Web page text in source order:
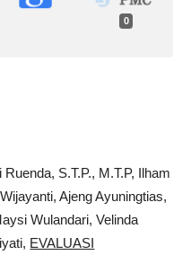
0
S.T.P., M.T.P, Ilham
Ajeng Ayuningtias,
Wulandari, Velinda
EVALUASI